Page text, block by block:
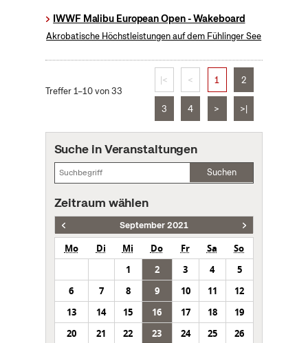
IWWF Malibu European Open - Wakeboard
Akrobatische Höchstleistungen auf dem Fühlinger See
Treffer 1–10 von 33
|< < 1 2
3 4 > >|
Suche in Veranstaltungen
Suchen
Zeitraum wählen
September 2021
Mo Di Mi Do Fr Sa
So
1
2 3 4
5
6
7 8 9 10 11
12
13
14 15 16 17 18
19
20
21 22 23 24 25
26